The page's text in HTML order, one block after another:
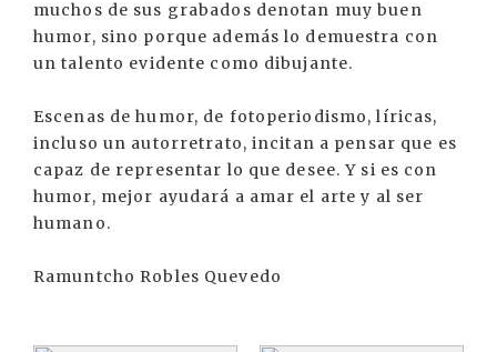
muchos de sus grabados denotan muy buen
humor, sino porque además lo demuestra con
un talento evidente como dibujante.
Escenas de humor, de fotoperiodismo, líricas,
incluso un autorretrato, incitan a pensar que es
capaz de representar lo que desee. Y si es con
humor, mejor ayudará a amar el arte y al ser
humano.
Ramuntcho Robles Quevedo